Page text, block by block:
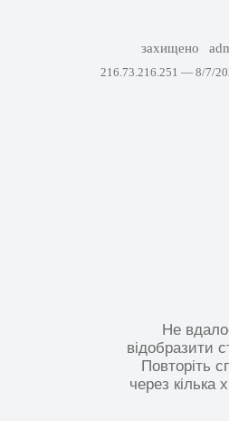
захищено
216.73.216.251 — 8/7/
Не
відобразити
Повторіть
через кілька